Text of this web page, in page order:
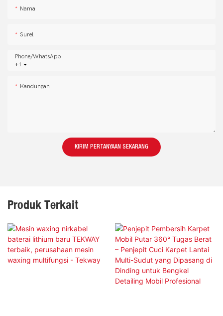
Nama
Surel
+1
Phone/whatsApp
Kandungan
KIRIM PERTANYAAN SEKARANG
Produk Terkait